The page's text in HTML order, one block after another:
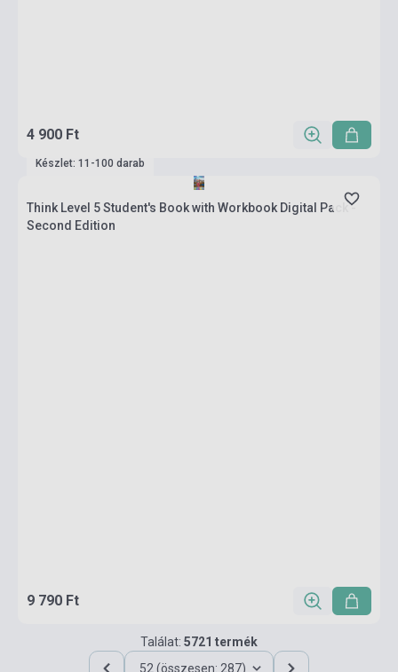
4 900 Ft
Készlet: 11-100 darab
Think Level 5 Student's Book with Workbook Digital Pack -
Second Edition
9 790 Ft
Találat: 5721 termék
52 (összesen: 287)